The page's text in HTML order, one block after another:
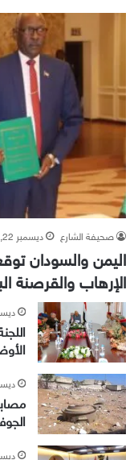
صحيفة الشارع ديسمبر 22, 2022
اليمن والسودان
الإرهاب والقرصنة
ديسمبر
ديسمبر
ديسمبر